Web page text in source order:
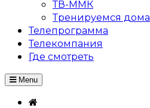
ТВ-ММК
Тренируемся дома
Телепрограмма
Телекомпания
Где смотреть
Menu